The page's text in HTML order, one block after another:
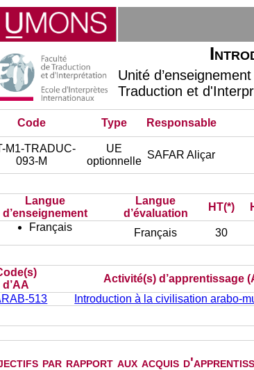
Unité
Traduction et
Code Type Responsable
M1-TRADUC-
093-M
UE
optionnelle
SAFAR Aliçar
Langue
d’enseignement
Langue
d’évaluation
HT(*)
Français
Français 30
d’AA
Activité(s) d’apprentissage
513
Introduction à la civilisation arabo-
par rapport aux acquis